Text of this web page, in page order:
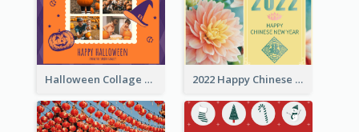
Halloween Collage Greeting Card 2022 Happy Chinese New Year Flower Photo Greeting Card